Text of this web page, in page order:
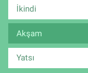
İkindi
Akşam
Yatsı